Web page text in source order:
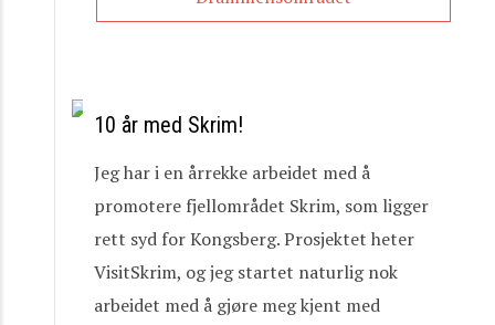
10 år med Skrim!
Jeg har i en årrekke arbeidet med å
promotere fjellområdet Skrim, som ligger
rett syd for Kongsberg. Prosjektet heter
VisitSkrim, og jeg startet naturlig nok
arbeidet med å gjøre meg kjent med